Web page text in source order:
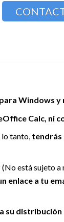
Windows y
Calc, ni
lo tanto, tendrás
está sujeto
enlace a tu
su distribución